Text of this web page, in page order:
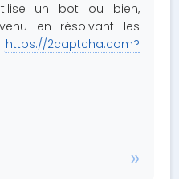
un bot ou bien,
en résolvant les
https://2captcha.com?